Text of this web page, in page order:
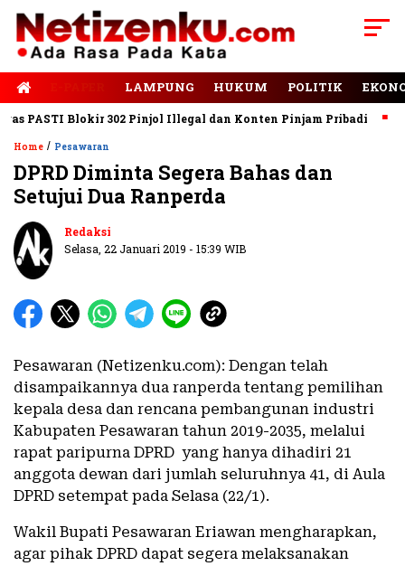
LAMPUNG HUKUM POLITIK
PASTI Blokir 302 Pinjol Illegal dan Konten Pinjam Pribadi
Home / Pesawaran
DPRD Diminta Segera Bahas dan
Setujui Dua Ranperda
Redaksi
Selasa, 22 Januari 2019 - 15:39 WIB
Pesawaran (Netizenku.com): Dengan telah
disampaikannya dua ranperda tentang pemilihan
kepala desa dan rencana pembangunan industri
Kabupaten Pesawaran tahun 2019-2035, melalui
rapat paripurna DPRD yang hanya dihadiri 21
anggota dewan dari jumlah seluruhnya 41, di Aula
DPRD setempat pada Selasa (22/1).
Wakil Bupati Pesawaran Eriawan mengharapkan,
agar pihak DPRD dapat segera melaksanakan